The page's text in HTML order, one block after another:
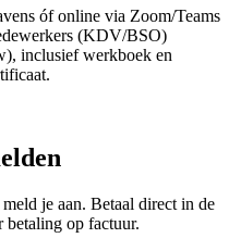
óf online via Zoom/Teams
(KDV/BSO)
inclusief werkboek en
je aan. Betaal direct in de
op factuur.